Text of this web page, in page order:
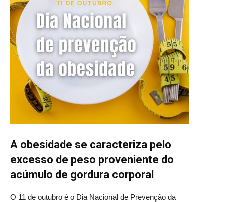
A obesidade se caracteriza pelo
excesso de peso proveniente do
acúmulo de gordura corporal
O 11 de outubro é o Dia Nacional de Prevenção da